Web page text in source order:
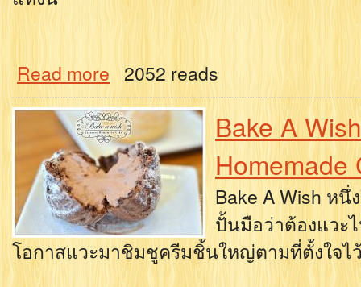
Read more 2052 reads
Bake A
Homemade
Bake A Wish ห
ปั้นมือว่าต้องแวะ
โอกาสแวะมาชิมชูครีมชิ้นใหญ่ตามที่ตั้งใจไ